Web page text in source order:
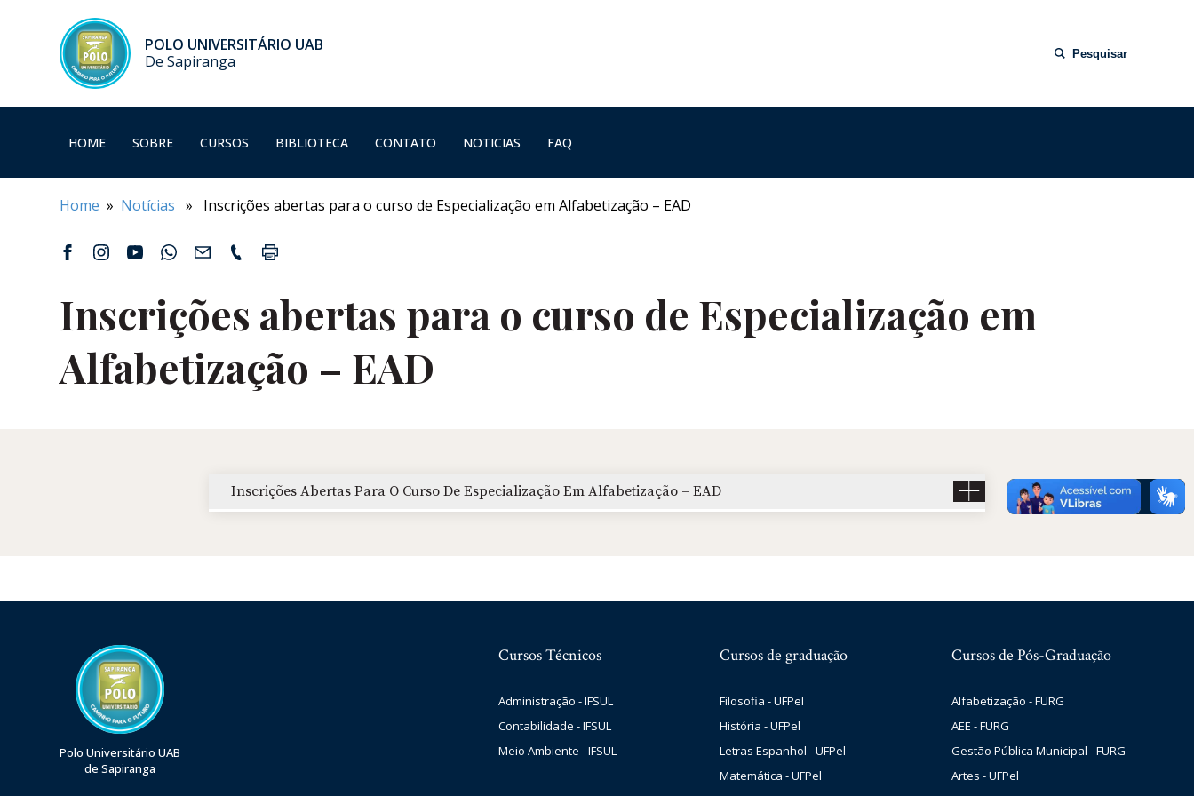
POLO UNIVERSITÁRIO UAB
De Sapiranga
Pesquisar
HOME SOBRE CURSOS BIBLIOTECA CONTATO NOTICIAS FAQ
Home » Notícias » Inscrições abertas para o curso de Especialização em Alfabetização – EAD
Inscrições abertas para o curso de Especialização em
Alfabetização – EAD
Inscrições Abertas Para O Curso De Especialização Em Alfabetização – EAD
Polo Universitário UAB
de Sapiranga
Cursos Técnicos
Administração - IFSUL
Contabilidade - IFSUL
Meio Ambiente - IFSUL
Cursos de graduação
Filosofia - UFPel
História - UFPel
Letras Espanhol - UFPel
Matemática - UFPel
Cursos de Pós-Graduação
Alfabetização - FURG
AEE - FURG
Gestão Pública Municipal - FURG
Artes - UFPel